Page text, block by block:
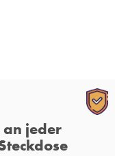
an jeder